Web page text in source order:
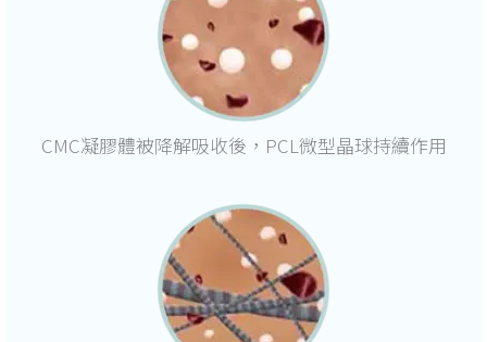
CMC凝膠體被降解吸收後，PCL微型晶球持續作用